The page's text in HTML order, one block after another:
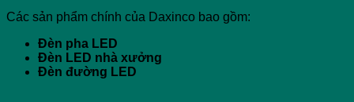
Các sản phẩm chính của Daxinco bao gồm:
Đèn pha LED
Đèn LED nhà xưởng
Đèn đường LED